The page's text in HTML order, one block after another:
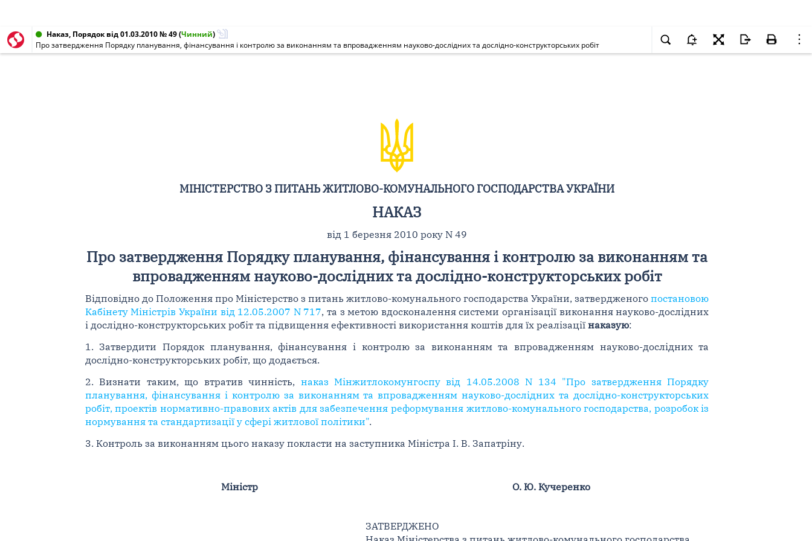
Наказ, Порядок від 01.03.2010 № 49(Чинний)
Про затвердження Порядку планування, фінансування і контролю за виконанням та впровадженням науково-дослідних та дослідно-конструкторських робіт
МІНІСТЕРСТВО З ПИТАНЬ ЖИТЛОВО-КОМУНАЛЬНОГО ГОСПОДАРСТВА УКРАЇНИ
НАКАЗ
від 1 березня 2010 року N 49
Про затвердження Порядку планування, фінансування і контролю за виконанням та
впровадженням науково-дослідних та дослідно-конструкторських робіт
Відповідно до Положення про Міністерство з питань житлово-комунального господарства України, затвердженогопостановою
Кабінету Міністрів України від 12.05.2007 N 717, та з метою вдосконалення системи організації виконання науково-дослідних
і дослідно-конструкторських робіт та підвищення ефективності використання коштів для їх реалізації наказую:
1. Затвердити Порядок планування, фінансування і контролю за виконанням та впровадженням науково-дослідних та
дослідно-конструкторських робіт, що додається.
2. Визнати таким, що втратив чинність, наказ Мінжитлокомунгоспу від 14.05.2008 N 134 "Про затвердження Порядку
планування, фінансування і контролю за виконанням та впровадженням науково-дослідних та дослідно-конструкторських
робіт, проектів нормативно-правових актів для забезпечення реформування житлово-комунального господарства, розробок із
нормування та стандартизації у сфері житлової політики".
3. Контроль за виконанням цього наказу покласти на заступника Міністра І. В. Запатріну.
Міністр О. Ю. Кучеренко
ЗАТВЕРДЖЕНО